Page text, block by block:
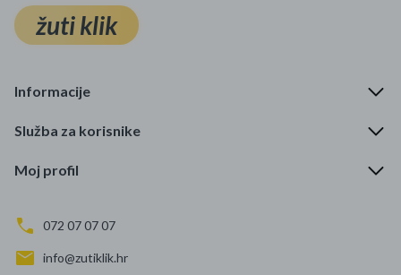
žuti klik
Informacije
Služba za korisnike
Moj profil
072 07 07 07
info@zutiklik.hr